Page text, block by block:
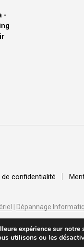
-
de confidentialité
Dépannage
expérience sur notre
utilisons ou les